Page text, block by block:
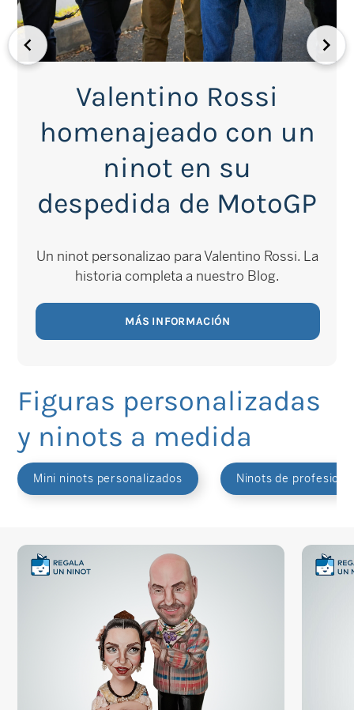
Valentino Rossi
homenajeado con un
ninot en su
despedida de MotoGP
Un ninot personalizao para Valentino Rossi. La
historia completa a nuestro Blog.
MÁS INFORMACIÓN
Figuras personalizadas
y ninots a medida
Mini ninots personalizados Ninots de